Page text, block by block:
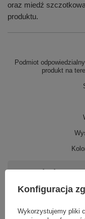
oraz miedź
produktu.
Podmiot
produkt na
Potrzebujesz
Zadaj pytanie a my
najciekawsze pytania i
Konfiguracja
Wykorzystujemy pliki